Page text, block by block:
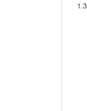
1.3